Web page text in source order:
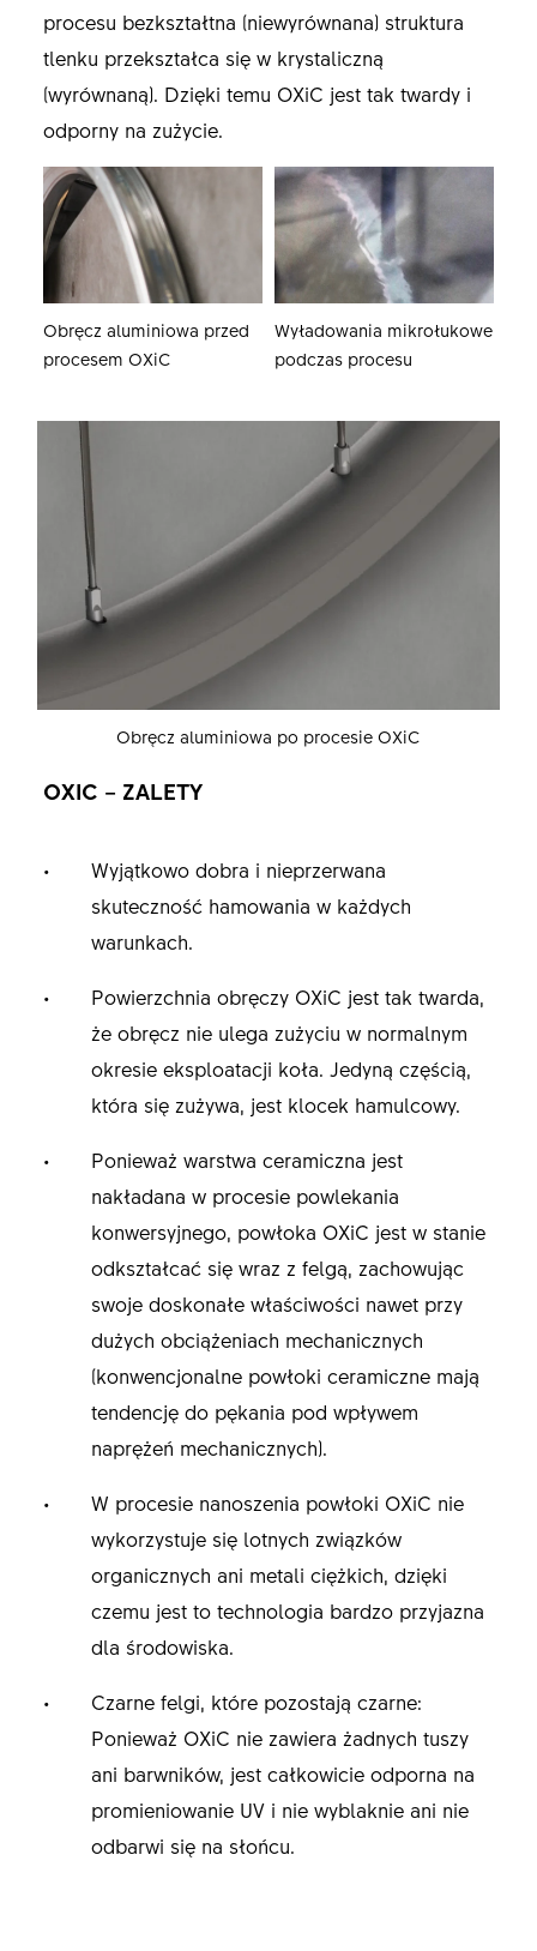
procesu bezkształtna (niewyrównana) struktura
tlenku przekształca się w krystaliczną
(wyrównaną). Dzięki temu OXiC jest tak twardy i
odporny na zużycie.
Obręcz aluminiowa przed
procesem OXiC
Wyładowania mikrołukowe
podczas procesu
Obręcz aluminiowa po procesie OXiC
OXIC – ZALETY
Wyjątkowo dobra i nieprzerwana
skuteczność hamowania w każdych
warunkach.
Powierzchnia obręczy OXiC jest tak twarda,
że obręcz nie ulega zużyciu w normalnym
okresie eksploatacji koła. Jedyną częścią,
która się zużywa, jest klocek hamulcowy.
Ponieważ warstwa ceramiczna jest
nakładana w procesie powlekania
konwersyjnego, powłoka OXiC jest w stanie
odkształcać się wraz z felgą, zachowując
swoje doskonałe właściwości nawet przy
dużych obciążeniach mechanicznych
(konwencjonalne powłoki ceramiczne mają
tendencję do pękania pod wpływem
naprężeń mechanicznych).
W procesie nanoszenia powłoki OXiC nie
wykorzystuje się lotnych związków
organicznych ani metali ciężkich, dzięki
czemu jest to technologia bardzo przyjazna
dla środowiska.
Czarne felgi, które pozostają czarne:
Ponieważ OXiC nie zawiera żadnych tuszy
ani barwników, jest całkowicie odporna na
promieniowanie UV i nie wyblaknie ani nie
odbarwi się na słońcu.